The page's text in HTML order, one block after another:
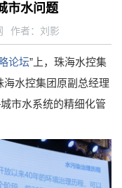
市水问题
作者：刘影
论坛”上，珠海水控集
海水控集团原副总经理
市水系统的精细化管